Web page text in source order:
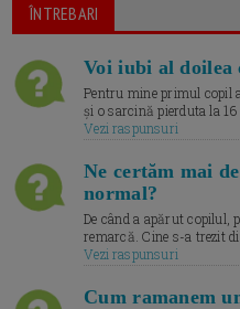
ÎNTREBARI
Voi iubi al doilea
Pentru mine primul copil
și o sarcină pierduta la
Vezi raspunsuri
Ne certăm mai
normal?
De când a apărut copilul,
remarcă. Cine s-a trezit
Vezi raspunsuri
Cum ramanem